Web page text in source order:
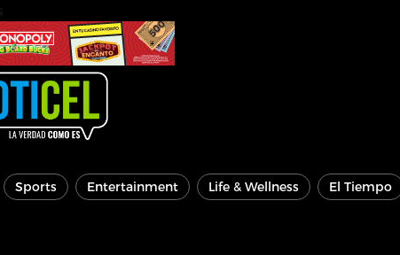
Sports Entertainment Life & Wellness El Tiempo